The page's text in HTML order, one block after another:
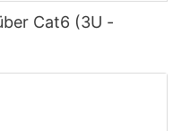
Cat6 (3U -